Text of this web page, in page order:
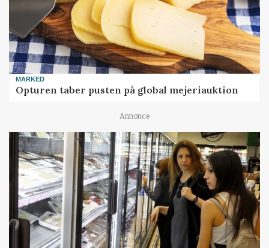
MARKED
Opturen taber pusten på global mejeriauktion
Annonce